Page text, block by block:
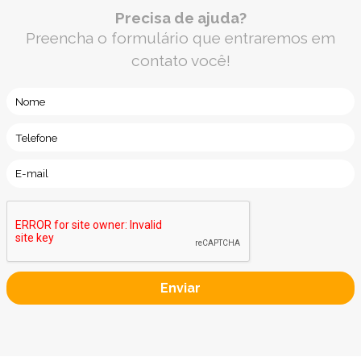
Precisa de ajuda?
Preencha o formulário que entraremos em
contato você!